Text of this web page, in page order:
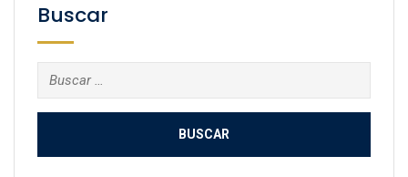
Buscar
Buscar: